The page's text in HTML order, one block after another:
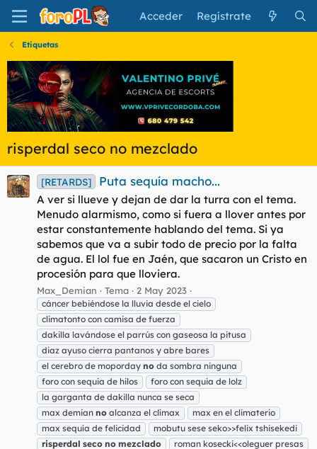
Acceder Regístrate
Etiquetas
risperdal seco no mezclado
[RETARDS] Puta sequía macho...
A ver si llueve y dejan de dar la turra con el tema.
Menudo alarmismo, como si fuera a llover antes por
estar constantemente hablando del tema. Si ya
sabemos que va a subir todo de precio por la falta
de agua. El lol fue en Jaén, que sacaron un Cristo en
procesión para que lloviera.
Max_Demian Tema 2 May 2023
cáncer bebiéndose la lluvia desde el cielo
climatonto con camisa de fuerza
dakilla lavándose el parrús con gaseosa la pitusa
diaz ayuso cierra pantanos y abre bares
el cerebro de moporday no da sombra ninguna
foro con sequia de hilos
foro con sequia de lolz
la garganta de dakilla nunca se seca
max demian no alcanza el clímax
max en el climaterio
max sequía de felicidad
mobutu sese seko>>felix tshisekedi
risperdal seco no mezclado
roman kosecki<<oleguer presas